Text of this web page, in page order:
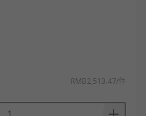
RMB2,513.47/件